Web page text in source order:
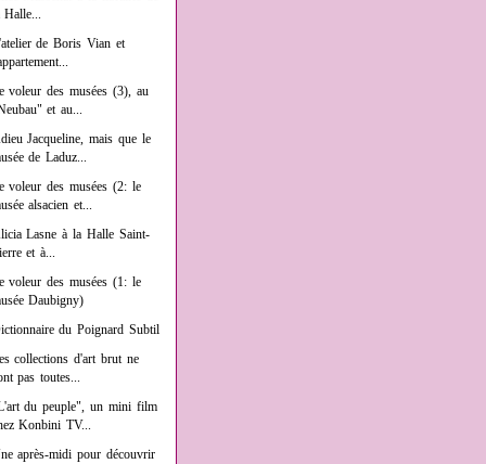
Halle...
de Boris Vian et
voleur des musées (3), au
et au...
Jacqueline, mais que le
de Laduz...
voleur des musées (2: le
alsacien et...
Lasne à la Halle Saint-
et à...
voleur des musées (1: le
Daubigny)
du Poignard Subtil
collections d'art brut ne
pas toutes...
du peuple", un mini film
Konbini TV...
après-midi pour découvrir